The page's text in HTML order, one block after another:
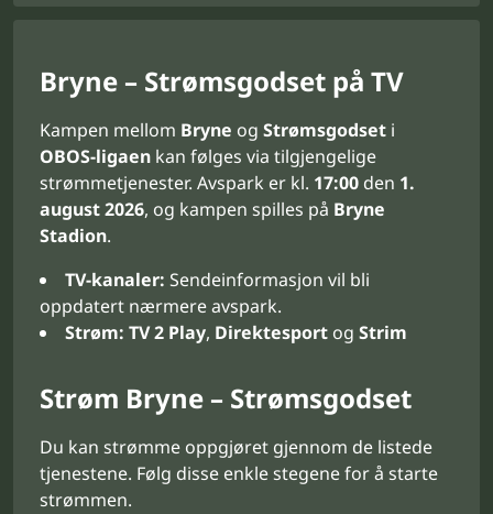
Bryne – Strømsgodset på TV
Kampen mellom Bryne og Strømsgodset i
OBOS-ligaen kan følges via tilgjengelige
strømmetjenester. Avspark er kl. 17:00 den 1.
august 2026, og kampen spilles på Bryne
Stadion.
TV-kanaler: Sendeinformasjon vil bli
oppdatert nærmere avspark.
Strøm: TV 2 Play, Direktesport og Strim
Strøm Bryne – Strømsgodset
Du kan strømme oppgjøret gjennom de listede
tjenestene. Følg disse enkle stegene for å starte
strømmen.